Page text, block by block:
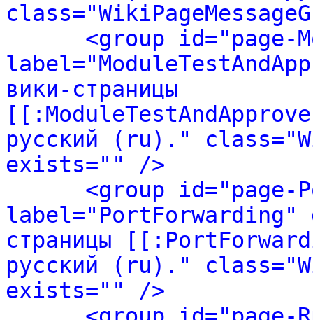
<group id="page-
вики-страницы
русский (ru)."
exists="" />
<group id="page-
label="PortForwarding"
страницы
русский (ru)."
exists="" />